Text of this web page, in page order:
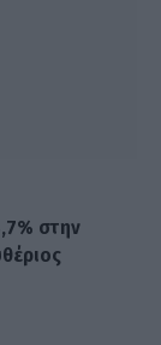
στην